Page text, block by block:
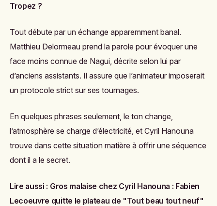
Tropez ?
Tout débute par un échange apparemment banal.
Matthieu Delormeau prend la parole pour évoquer une
face moins connue de Nagui, décrite selon lui par
d’anciens assistants. Il assure que l’animateur imposerait
un protocole strict sur ses tournages.
En quelques phrases seulement, le ton change,
l’atmosphère se charge d’électricité, et Cyril Hanouna
trouve dans cette situation matière à offrir une séquence
dont il a le secret.
Lire aussi : Gros malaise chez Cyril Hanouna : Fabien
Lecoeuvre quitte le plateau de "Tout beau tout neuf"